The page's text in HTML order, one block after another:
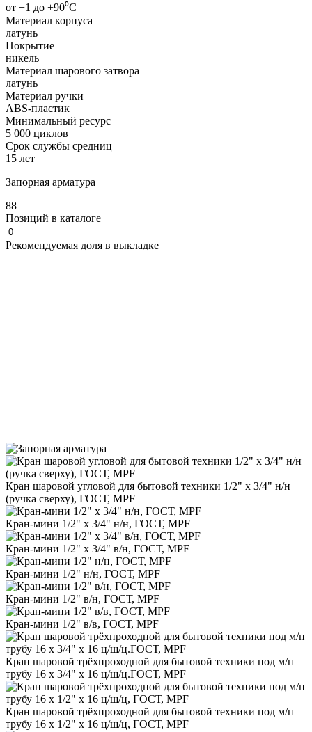
от +1 до +90⁰С
Материал корпуса
латунь
Покрытие
никель
Материал шарового затвора
латунь
Материал ручки
ABS-пластик
Минимальный ресурс
5 000 циклов
Срок службы средниц
15 лет
Запорная арматура
88
Позиций в каталоге
Рекомендуемая доля в выкладке
Кран шаровой угловой для бытовой техники 1/2" х 3/4" н/н
(ручка сверху), ГОСТ, MPF
Кран-мини 1/2" х 3/4" н/н, ГОСТ, MPF
Кран-мини 1/2" х 3/4" в/н, ГОСТ, MPF
Кран-мини 1/2" н/н, ГОСТ, MPF
Кран-мини 1/2" в/н, ГОСТ, MPF
Кран-мини 1/2" в/в, ГОСТ, MPF
Кран шаровой трёхпроходной для бытовой техники под м/п
трубу 16 х 3/4" х 16 ц/ш/ц.ГОСТ, MPF
Кран шаровой трёхпроходной для бытовой техники под м/п
трубу 16 х 1/2" х 16 ц/ш/ц, ГОСТ, MPF